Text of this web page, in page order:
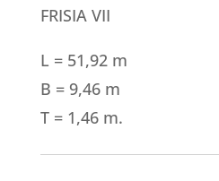
FRISIA VII
L = 51,92 m
B = 9,46 m
T = 1,46 m.